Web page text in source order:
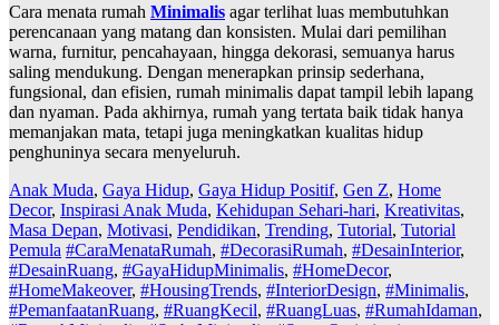
Cara menata rumah Minimalis agar terlihat luas membutuhkan
perencanaan yang matang dan konsisten. Mulai dari pemilihan
warna, furnitur, pencahayaan, hingga dekorasi, semuanya harus
saling mendukung. Dengan menerapkan prinsip sederhana,
fungsional, dan efisien, rumah minimalis dapat tampil lebih lapang
dan nyaman. Pada akhirnya, rumah yang tertata baik tidak hanya
memanjakan mata, tetapi juga meningkatkan kualitas hidup
penghuninya secara menyeluruh.
Anak Muda, Gaya Hidup, Gaya Hidup Positif, Gen Z, Home
Decor, Inspirasi Anak Muda, Kehidupan Sehari-hari, Kreativitas,
Masa Depan, Motivasi, Pendidikan, Trending, Tutorial, Tutorial
Pemula #CaraMenataRumah, #DecorasiRumah, #DesainInterior,
#DesainRuang, #GayaHidupMinimalis, #HomeDecor,
#HomeMakeover, #HousingTrends, #InteriorDesign, #Minimalis,
#PemanfaatanRuang, #RuangKecil, #RuangLuas, #RumahIdaman,